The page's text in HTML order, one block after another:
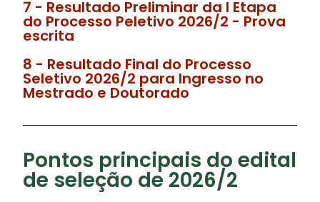
7 - Resultado Preliminar da I Etapa
do Processo Peletivo 2026/2 - Prova
escrita
8 - Resultado Final do Processo
Seletivo 2026/2 para Ingresso no
Mestrado e Doutorado
Pontos principais do edital
de seleção de 2026/2